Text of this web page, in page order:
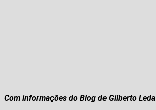
Com informações do Blog de Gilberto Leda